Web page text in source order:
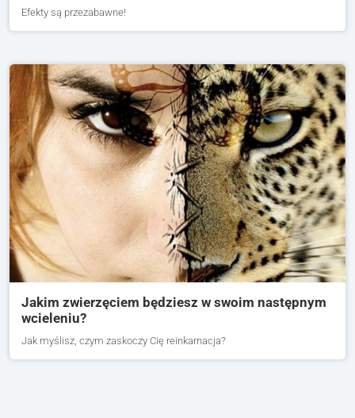
Efekty są przezabawne!
Jakim zwierzęciem będziesz w swoim następnym
wcieleniu?
Jak myślisz, czym zaskoczy Cię reinkarnacja?